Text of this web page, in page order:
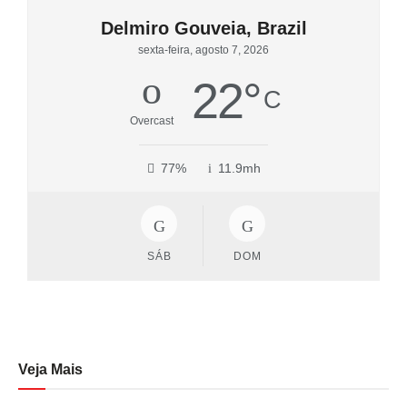
Delmiro Gouveia, Brazil
sexta-feira, agosto 7, 2026
Overcast 22°C
77% 11.9mh
SÁB DOM
Veja Mais